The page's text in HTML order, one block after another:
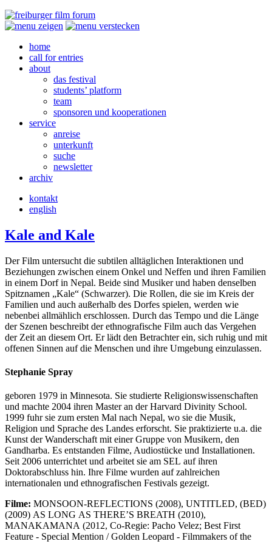
home
call for entries
about
das festival
students’ platform
team
sponsoren und kooperationen
service
anreise
unterkunft
suche
newsletter
archiv
kontakt
english
Kale and Kale
Der Film untersucht die subtilen alltäglichen Interaktionen und
Beziehungen zwischen einem Onkel und Neffen und ihren Familien
in einem Dorf in Nepal. Beide sind Musiker und haben denselben
Spitznamen „Kale“ (Schwarzer). Die Rollen, die sie im Kreis der
Familien und auch außerhalb des Dorfes spielen, werden wie
nebenbei allmählich erschlossen. Durch das Tempo und die Länge
der Szenen beschreibt der ethnografische Film auch das Vergehen
der Zeit an diesem Ort. Er lädt den Betrachter ein, sich ruhig und mit
offenen Sinnen auf die Menschen und ihre Umgebung einzulassen.
Stephanie Spray
geboren 1979 in Minnesota. Sie studierte Religionswissenschaften
und machte 2004 ihren Master an der Harvard Divinity School.
1999 fuhr sie zum ersten Mal nach Nepal, wo sie die Musik,
Religion und Sprache des Landes erforscht. Sie praktizierte u.a. die
Kunst der Wanderschaft mit einer Gruppe von Musikern, den
Gandharba. Es entstanden Filme, Audiostücke und Installationen.
Seit 2006 unterrichtet und arbeitet sie am SEL auf ihren
Doktorabschluss hin. Ihre Filme wurden auf zahlreichen
internationalen und ethnografischen Festivals gezeigt.
Filme: MONSOON-REFLECTIONS (2008), UNTITLED, (BED)
(2009) AS LONG AS THERE’S BREATH (2010),
MANAKAMANA (2012, Co-Regie: Pacho Velez; Best First
Feature - Special Mention / Golden Leopard - Filmmakers of the